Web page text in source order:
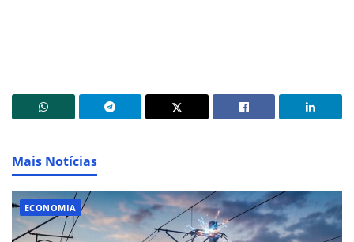
Mais Notícias
ECONOMIA